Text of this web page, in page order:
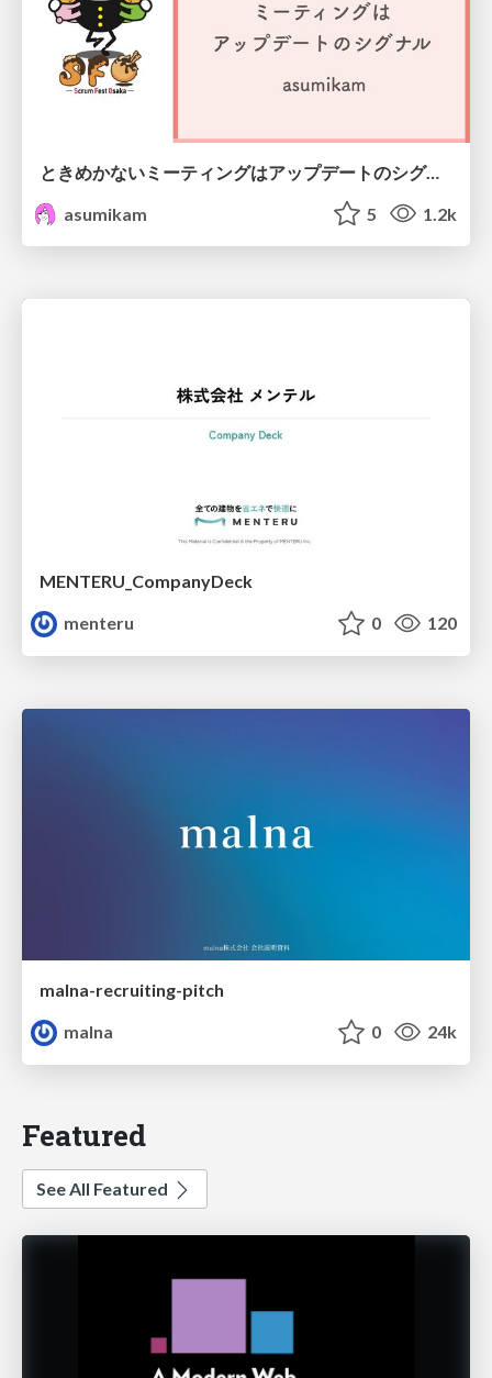
ときめかないミーティングはアップデートのシグナル #scrumosaka
asumikam
5 1.2k
MENTERU_CompanyDeck
menteru
0 120
malna-recruiting-pitch
malna
0 24k
Featured
See All Featured